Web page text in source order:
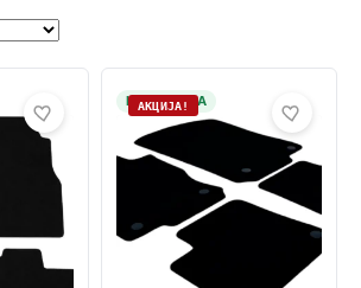
НА ЗАЛИХА
АКЦИЈА!